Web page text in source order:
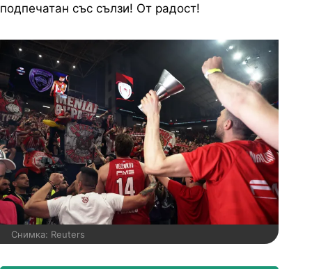
подпечатан със сълзи! От радост!
Снимка: Reuters